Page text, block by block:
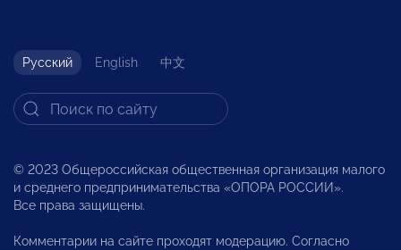
Русский English 中文
© 2023 Общероссийская общественная организация малого
и среднего предпринимательства «ОПОРА РОССИИ».
Все права защищены.
Комментарии на сайте проходят модерацию. Согласно